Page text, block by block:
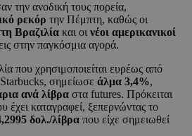
την ανοδική τους πορεία,
ρεκόρ την Πέμπτη, καθώς οι
Βραζιλία και οι νέοι αμερικανικοί
στην παγκόσμια αγορά.
που χρησιμοποιείται ευρέως από
σημείωσε άλμα 3,4%,
ανά λίβρα στα futures. Πρόκειται
έχει καταγραφεί, ξεπερνώντας το
δολ./λίβρα που είχε σημειωθεί